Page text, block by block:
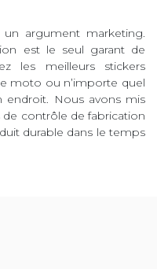
un argument marketing.
est le seul garant de
les meilleurs stickers
moto ou n’importe quel
endroit. Nous avons mis
contrôle de fabrication
durable dans le temps